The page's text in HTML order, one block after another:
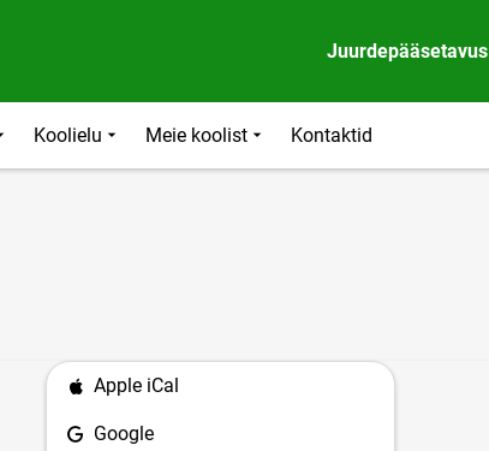
Juurdepääsetavus
Koolielu Meie koolist Kontaktid
Apple iCal
Google